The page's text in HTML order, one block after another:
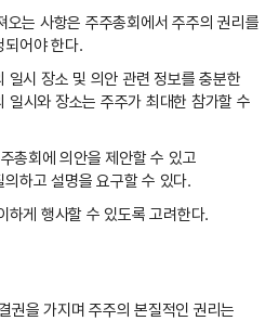
는 사항은 주주총회에서 주주의 권리를
되어야 한다.
일시 장소 및 의안 관련 정보를 충분한
일시와 장소는 주주가 최대한 참가할 수
총회에 의안을 제안할 수 있고
하고 설명을 요구할 수 있다.
하게 행사할 수 있도록 고려한다.
권을 가지며 주주의 본질적인 권리는